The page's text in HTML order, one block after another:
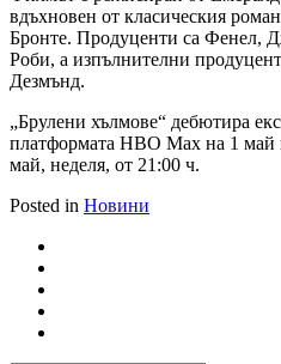
вдъхновен от класическия
Бронте. Продуценти са Фенел,
Роби, а изпълнителни
Дезмънд.
„Брулени хълмове“ дебютира
платформата HBO Max на 1
май, неделя, от 21:00 ч.
Posted in Новини